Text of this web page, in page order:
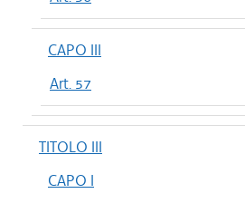
CAPO III
Art. 57
TITOLO III
CAPO I